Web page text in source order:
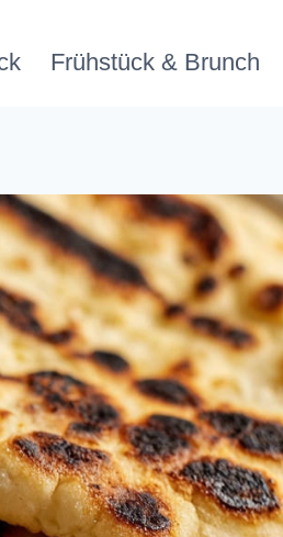
Frühstück & Brunch